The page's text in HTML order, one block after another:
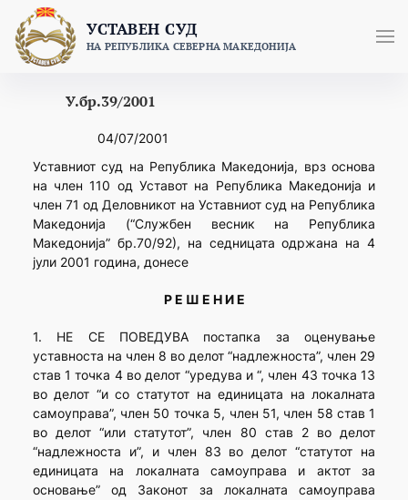
content
УСТАВЕН СУД
НА РЕПУБЛИКА СЕВЕРНА МАКЕДОНИЈА
У.бр.39/2001
04/07/2001
Уставниот суд на Република Македонија, врз основа
на член 110 од Уставот на Република Македонија и
член 71 од Деловникот на Уставниот суд на Република
Македонија (“Службен весник на Република
Македонија” бр.70/92), на седницата одржана на 4
јули 2001 година, донесе
Р Е Ш Е Н И Е
1. НЕ СЕ ПОВЕДУВА постапка за оценување
уставноста на член 8 во делот “надлежноста”, член 29
став 1 точка 4 во делот “уредува и “, член 43 точка 13
во делот “и со статутот на единицата на локалната
самоуправа”, член 50 точка 5, член 51, член 58 став 1
во делот “или статутот”, член 80 став 2 во делот
“надлежноста и”, и член 83 во делот “статутот на
единицата на локалната самоуправа и актот за
основање” од Законот за локалната самоуправа